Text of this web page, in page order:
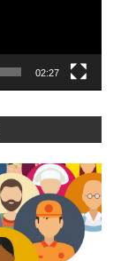
02:27